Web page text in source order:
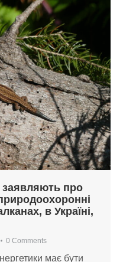
заявляють про
в Україні,
0 Comments
має бути